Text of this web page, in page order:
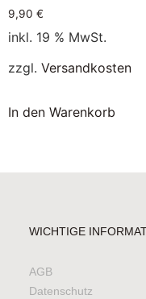
9,90 €
inkl. 19 % MwSt.
zzgl. Versandkosten
In den Warenkorb
WICHTIGE
AGB
Datenschutz